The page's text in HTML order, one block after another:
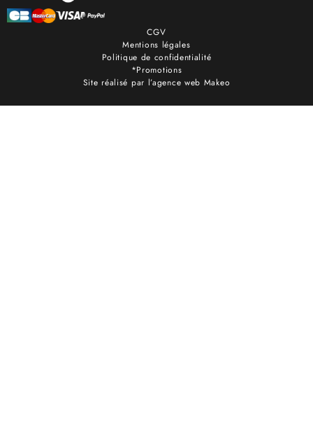
CGV
Mentions légales
Politique de confidentialité
*Promotions
Site réalisé par l’agence web Makeo